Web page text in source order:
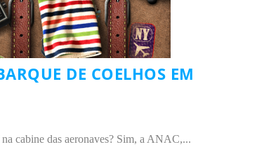
DE COELHOS EM
cabine das aeronaves? Sim, a ANAC,...